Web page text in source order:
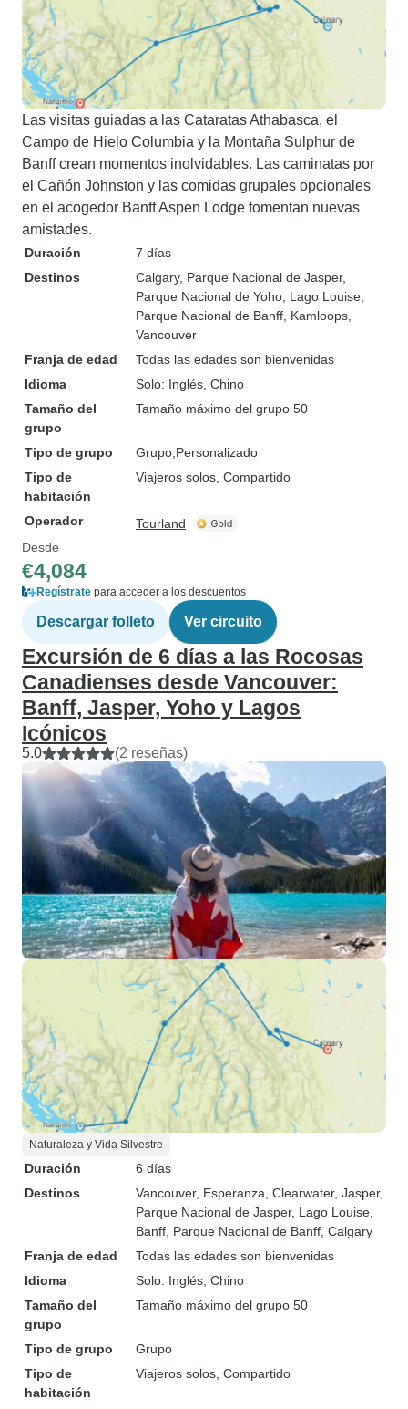
Las visitas guiadas a las Cataratas Athabasca, el
Campo de Hielo Columbia y la Montaña Sulphur de
Banff crean momentos inolvidables. Las caminatas por
el Cañón Johnston y las comidas grupales opcionales
en el acogedor Banff Aspen Lodge fomentan nuevas
amistades.
Duración
7 días
Destinos
Calgary, Parque Nacional de Jasper,
Parque Nacional de Yoho , Lago Louise
Parque Nacional de Banff , Kamloops
Vancouver
Franja de edad
Todas las edades son bienvenidas
Idioma
Solo: Inglés, Chino
Tamaño del
grupo
Tamaño máximo del grupo 50
Tipo de grupo Grupo Personalizado
Tipo de
habitación
Viajeros solos, Compartido
Operador
Tourland
Desde
€4,084
Regístrate para acceder a los descuentos
Descargar folleto Ver circuito
Excursión de 6 días a las Rocosas
Canadienses desde Vancouver:
Banff, Jasper, Yoho y Lagos
Icónicos
5.0 (2 reseñas)
Naturaleza y Vida Silvestre
Duración
6 días
Destinos
Vancouver, Esperanza , Clearwater, Jasper,
Parque Nacional de Jasper, Lago Louise
Banff , Parque Nacional de Banff , Calgary
Franja de edad
Todas las edades son bienvenidas
Idioma
Solo: Inglés, Chino
Tamaño del
grupo
Tamaño máximo del grupo 50
Tipo de grupo
Grupo
Tipo de
habitación
Viajeros solos, Compartido